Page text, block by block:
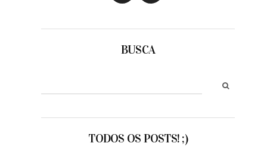
BUSCA
TODOS OS POSTS! ;)